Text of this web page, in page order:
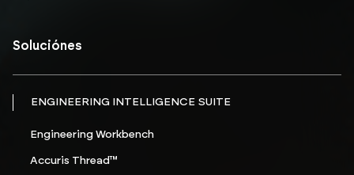
Soluciónes
ENGINEERING INTELLIGENCE SUITE
Engineering Workbench
Accuris Thread™